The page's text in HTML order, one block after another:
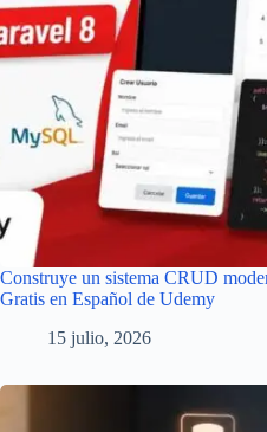
Construye un sistema CRUD
Gratis en Español de Udemy
15 julio, 2026